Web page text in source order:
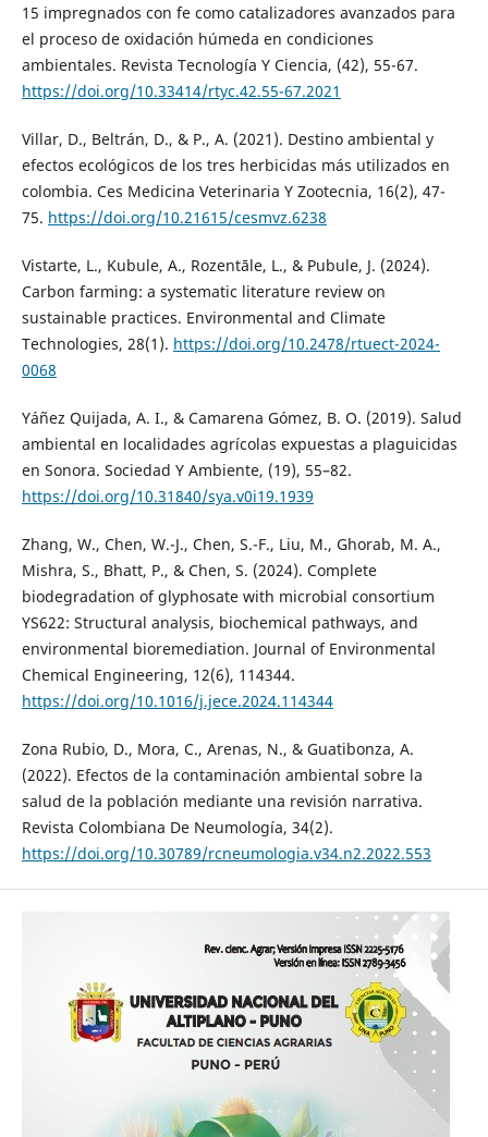
15 impregnados con fe como catalizadores avanzados para
el proceso de oxidación húmeda en condiciones
ambientales. Revista Tecnología Y Ciencia, (42), 55-67.
https://doi.org/10.33414/rtyc.42.55-67.2021
Villar, D., Beltrán, D., & P., A. (2021). Destino ambiental y
efectos ecológicos de los tres herbicidas más utilizados en
colombia. Ces Medicina Veterinaria Y Zootecnia, 16(2), 47-
75. https://doi.org/10.21615/cesmvz.6238
Vistarte, L., Kubule, A., Rozentāle, L., & Pubule, J. (2024).
Carbon farming: a systematic literature review on
sustainable practices. Environmental and Climate
Technologies, 28(1). https://doi.org/10.2478/rtuect-2024-
0068
Yáñez Quijada, A. I., & Camarena Gómez, B. O. (2019). Salud
ambiental en localidades agrícolas expuestas a plaguicidas
en Sonora. Sociedad Y Ambiente, (19), 55–82.
https://doi.org/10.31840/sya.v0i19.1939
Zhang, W., Chen, W.-J., Chen, S.-F., Liu, M., Ghorab, M. A.,
Mishra, S., Bhatt, P., & Chen, S. (2024). Complete
biodegradation of glyphosate with microbial consortium
YS622: Structural analysis, biochemical pathways, and
environmental bioremediation. Journal of Environmental
Chemical Engineering, 12(6), 114344.
https://doi.org/10.1016/j.jece.2024.114344
Zona Rubio, D., Mora, C., Arenas, N., & Guatibonza, A.
(2022). Efectos de la contaminación ambiental sobre la
salud de la población mediante una revisión narrativa.
Revista Colombiana De Neumología, 34(2).
https://doi.org/10.30789/rcneumologia.v34.n2.2022.553